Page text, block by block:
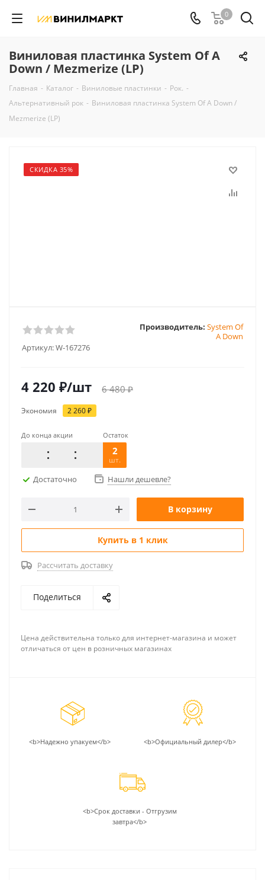
0
Виниловая пластинка System Of A
Down / Mezmerize (LP)
Главная - Каталог - Виниловые пластинки - Рок. -
Альтернативный рок - Виниловая пластинка System Of A Down /
Mezmerize (LP)
СКИДКА 35%
Артикул:W-167276
Производитель: System Of
A Down
4 220 ₽/шт 6 480₽
Экономия 2 260₽
До конца акции Остаток
2
шт.
Достаточно Нашли дешевле?
В корзину
Купить в 1 клик
Рассчитать доставку
Поделиться
Цена действительна только для интернет-магазина и может
отличаться от цен в розничных магазинах
<b>Надежно упакуем</b> <b>Официальный дилер</b>
<b>Срок доставки - Отгрузим
завтра</b>